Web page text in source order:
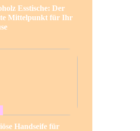
Esstische: Der
Mittelpunkt für Ihr
Handseife für